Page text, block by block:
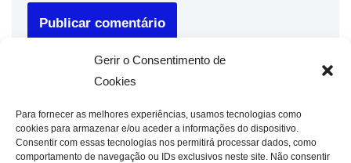
Gerir o Consentimento de
Cookies
Para fornecer as melhores experiências, usamos tecnologias como
cookies para armazenar e/ou aceder a informações do dispositivo.
Consentir com essas tecnologias nos permitirá processar dados, como
comportamento de navegação ou IDs exclusivos neste site. Não consentir